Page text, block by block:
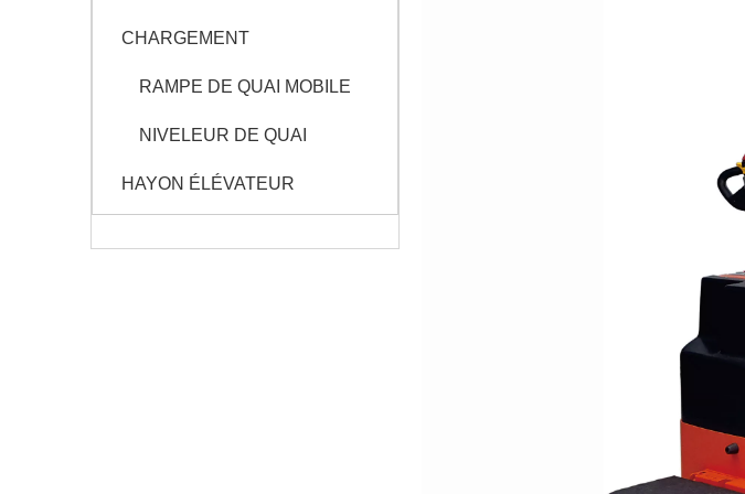
CHARGEMENT
RAMPE DE QUAI MOBILE
NIVELEUR DE QUAI
HAYON ÉLÉVATEUR